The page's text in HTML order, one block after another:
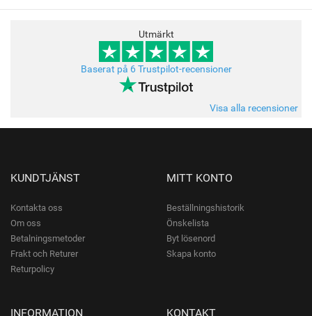
Utmärkt
Baserat på 6 Trustpilot-recensioner
Visa alla recensioner
KUNDTJÄNST
Kontakta oss
Om oss
Betalningsmetoder
Frakt och Returer
Returpolicy
MITT KONTO
Beställningshistorik
Önskelista
Byt lösenord
Skapa konto
INFORMATION KONTAKT